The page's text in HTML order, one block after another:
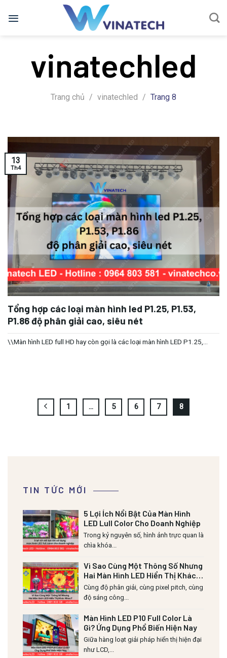
qua
vinatechled
Trang chủ / vinatechled / Trang 8
TIN TỨC MỚI
5 Lợi Ích Nổi Bật Của Màn Hình
LED Lull Color Cho Doanh Nghiệp
Trong kỷ nguyên số, hình ảnh trực quan là
chìa khóa...
Vì Sao Cùng Một Thông Số Nhưng
Hai Màn Hình LED Hiển Thị Khác
Nhau?
Cùng độ phân giải, cùng pixel pitch, cùng
độ sáng công...
Màn Hình LED P10 Full Color Là
Gì? Ứng Dụng Phổ Biến Hiện Nay
Giữa hàng loạt giải pháp hiển thị hiện đại
như LCD,...
Tổng hợp các loại màn hình led P1.25, P1.53,
P1.86 độ phân giải cao, siêu nét
\\Màn hình LED full HD hay còn gọi là các loại màn hình LED P1.25,...
13
Th4
1 … 5 6 7 8